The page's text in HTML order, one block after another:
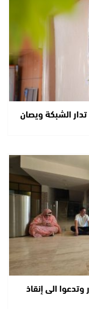
تدار الشبكة ويصان
وتدعوا الى إنقاذ